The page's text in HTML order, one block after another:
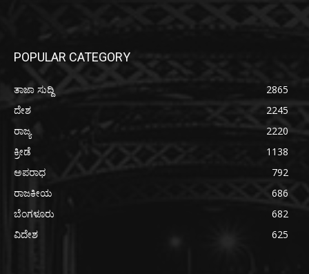
POPULAR CATEGORY
ತಾಜಾ ಸುದ್ದಿ
2865
ದೇಶ
2245
ರಾಜ್ಯ
2220
ಕ್ರೀಡೆ
1138
ಅಪರಾಧ
792
ರಾಜಕೀಯ
686
ಬೆಂಗಳೂರು
682
ವಿದೇಶ
625